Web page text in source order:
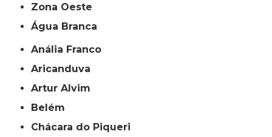
Zona Oeste
Água Branca
Anália Franco
Aricanduva
Artur Alvim
Belém
Chácara do Piqueri